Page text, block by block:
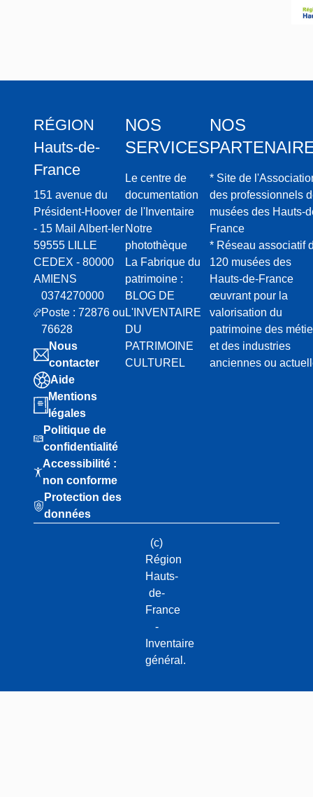
RÉGION
Hauts-de-
France
151 avenue du
Président-Hoover
- 15 Mail Albert-Ier
59555 LILLE
CEDEX - 80000
AMIENS
0374270000
Poste : 72876 ou
76628
Nous
contacter
Aide
Mentions
légales
Politique de
confidentialité
Accessibilité :
non conforme
Protection des
données
NOS
SERVICES
Le centre de
documentation
de l'Inventaire
Notre
photothèque
La Fabrique du
patrimoine :
BLOG DE
L'INVENTAIRE
DU
PATRIMOINE
CULTUREL
NOS
* Site de
des professionnels
musées des Hauts-
France
* Réseau associatif
120 musées des
Hauts-de-France
œuvrant pour la
valorisation du
patrimoine des
et des industries
anciennes ou
(c)
Région
Hauts-
de-
France
-
Inventaire
général.